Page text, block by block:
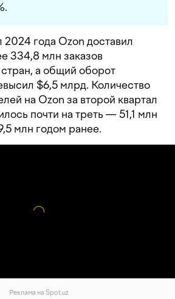
2024 года Ozon доставил
334,8 млн заказов
а общий оборот
$6,5 млрд. Количество
на Ozon за второй квартал
почти на треть — 51,1 млн
млн годом ранее.
Реклама на Spot.uz